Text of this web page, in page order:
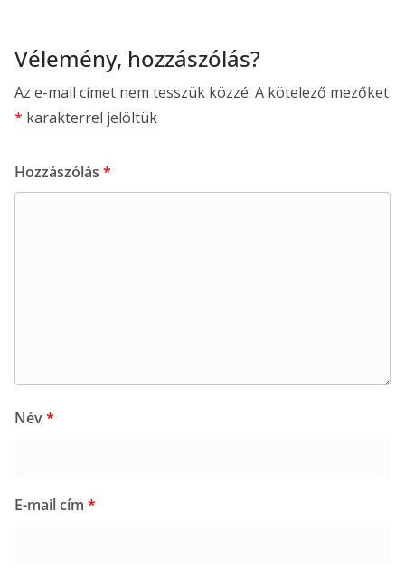
Vélemény, hozzászólás?
Az e-mail címet nem tesszük közzé. A kötelező mezőket
* karakterrel jelöltük
Hozzászólás *
Név*
E-mail cím *